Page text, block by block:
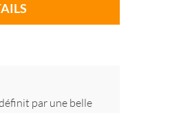
par une belle